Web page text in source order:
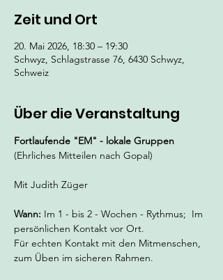
Zeit und Ort
20. Mai 2026, 18:30 – 19:30
Schwyz, Schlagstrasse 76, 6430 Schwyz,
Schweiz
Über die Veranstaltung
Fortlaufende "EM" - lokale Gruppen
(Ehrliches Mitteilen nach Gopal)
Mit Judith Züger
Wann: Im 1 - bis 2 - Wochen - Rythmus;  Im
persönlichen Kontakt vor Ort.
Für echten Kontakt mit den Mitmenschen,
zum Üben im sicheren Rahmen.